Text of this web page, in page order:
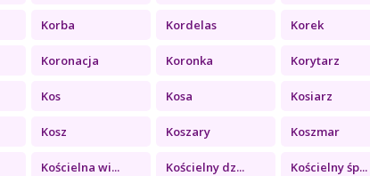
Korba Kordelas Korek
Koronacja Koronka Korytarz
Kos Kosa Kosiarz
Kosz Koszary Koszmar
Kościelna wi... Kościelny dz... Kościelny śp...